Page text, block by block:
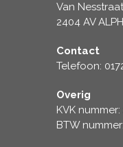
Van
2404 AV
Contact
Telefoon:
Overig
KVK
BTW